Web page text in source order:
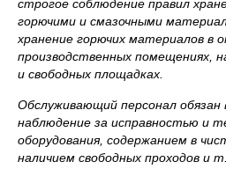
строгое соблюдение правил
горючими и смазочными
хранение горючих материалов в
производственных помещениях,
и свободных площадках.
Обслуживающий персонал обязан
наблюдение за исправностью и
оборудования, содержанием в
наличием свободных проходов и